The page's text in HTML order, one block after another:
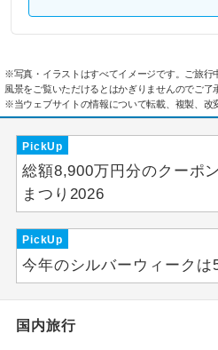
※写真・イラストはすべてイメージです。ご旅行
風景をご覧いただけるとはかぎりませんのでご了
※当ウェブサイトの情報について転載、複製、改
PickUp
総額8,900万円分のクーポ
まつり2026
PickUp
今年のシルバーウィークは
国内旅行